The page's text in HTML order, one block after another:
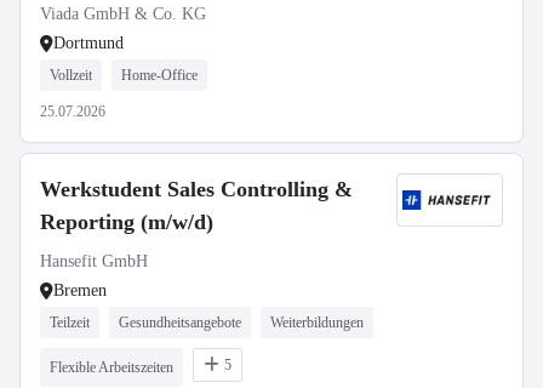
Viada GmbH & Co. KG
Dortmund
Vollzeit Home-Office
25.07.2026
Werkstudent Sales Controlling &
Reporting (m/w/d)
Hansefit GmbH
Bremen
Teilzeit Gesundheitsangebote Weiterbildungen
Flexible Arbeitszeiten 5